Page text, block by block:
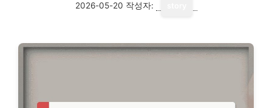
2026-05-20 작성자: